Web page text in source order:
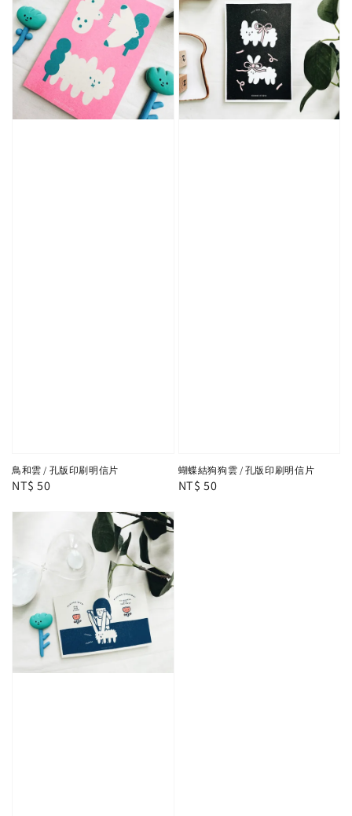
鳥和雲 / 孔版印刷明信片
Regular
NT$ 50
蝴蝶結狗狗雲 / 孔版印刷明信片
Regular
NT$ 50